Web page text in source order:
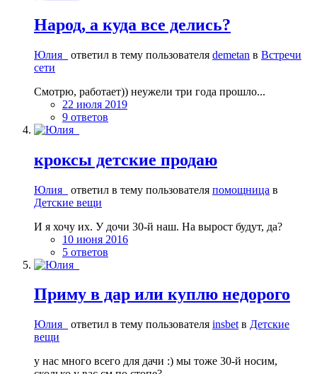
Народ, а куда все делись?
Юлия_ ответил в тему пользователя demetan в Встречи
сети
Смотрю, работает)) неужели три года прошло...
22 июля 2019
9 ответов
кроксы детские продаю
Юлия_ ответил в тему пользователя помощница в
Детские вещи
И я хочу их. У дочи 30-й наш. На вырост будут, да?
10 июня 2016
5 ответов
Приму в дар или куплю недорого
Юлия_ ответил в тему пользователя insbet в Детские
вещи
у нас много всего для дачи :) мы тоже 30-й носим,